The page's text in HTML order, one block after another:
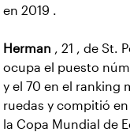
en 2019 .
Herman , 21 , de St.
ocupa el puesto
y el 70 en el ranking
ruedas y compitió
la Copa Mundial de